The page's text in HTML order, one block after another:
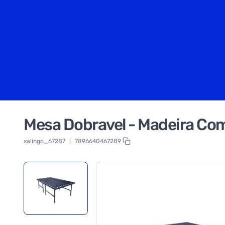
Mesa Dobravel - Madeira
xalingo_67287 7896640467289